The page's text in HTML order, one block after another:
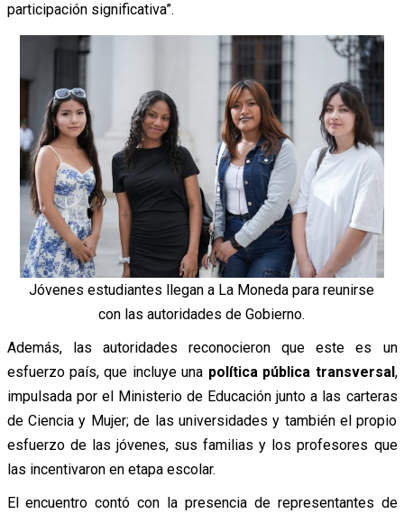
participación significativa”.
Jóvenes estudiantes llegan a La Moneda para reunirse
con las autoridades de Gobierno.
Además, las autoridades reconocieron que este es un
esfuerzo país, que incluye una política pública transversal,
impulsada por el Ministerio de Educación junto a las carteras
de Ciencia y Mujer; de las universidades y también el propio
esfuerzo de las jóvenes, sus familias y los profesores que
las incentivaron en etapa escolar.
El encuentro contó con la presencia de representantes de